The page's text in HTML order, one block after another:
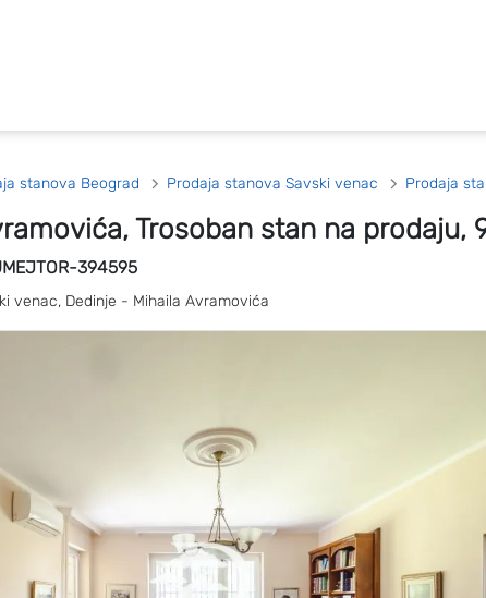
stanova Beograd Prodaja stanova Savski venac Prodaja
Trosoban stan na prodaju,
394595
venac, Dedinje - Mihaila Avramovića